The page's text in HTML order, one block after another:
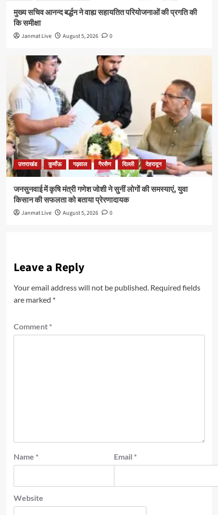
मुख्य सचिव आनन्द बर्द्धन ने वाह्य सहायतित परियोजनाओं की प्रगति की
कि समीक्षा
Janmat Live August 5, 2026 0
उत्तराखंड कुमाँऊ गढ़वाल गैरसैण दिल्ली देहरादून
जनसुनवाई में कृषि मंत्री गणेश जोशी ने सुनीं लोगों की समस्याएं, युवा
किसान की सफलता को बताया प्रेरणादायक
Janmat Live August 5, 2026 0
Leave a Reply
Your email address will not be published. Required fields
are marked *
Comment *
Name * Email *
Website